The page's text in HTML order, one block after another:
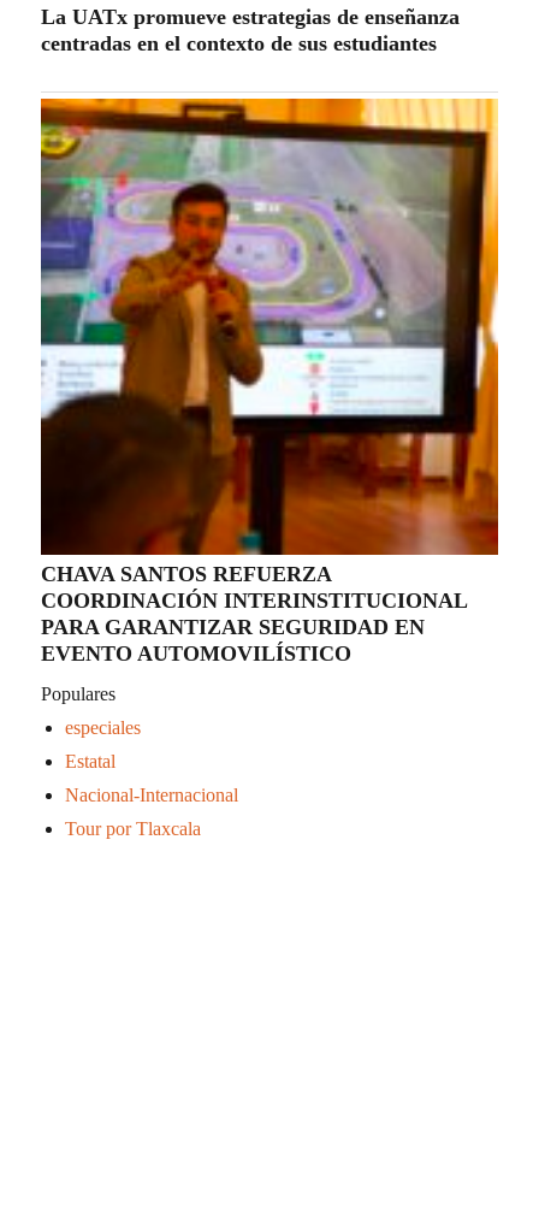
La UATx promueve estrategias de enseñanza
centradas en el contexto de sus estudiantes
CHAVA SANTOS REFUERZA
COORDINACIÓN INTERINSTITUCIONAL
PARA GARANTIZAR SEGURIDAD EN
EVENTO AUTOMOVILÍSTICO
Populares
especiales
Estatal
Nacional-Internacional
Tour por Tlaxcala